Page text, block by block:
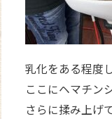
乳化をある程度
ここにヘマチン
さらに揉み上げ